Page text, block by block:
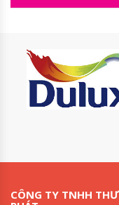
CÔNG TY TNHH